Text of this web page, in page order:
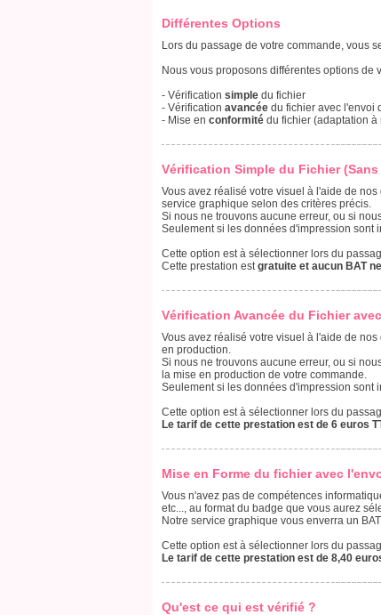
Différentes Options
Lors du passage de votre commande, vous
Nous vous proposons différentes options de
- Vérification simple du fichier
- Vérification avancée du fichier avec l'envoi
- Mise en conformité du fichier (adaptation
Vérification Simple du Fichier (Sans
Vous avez réalisé votre visuel à l'aide de
service graphique selon des critères précis.
Si nous ne trouvons aucune erreur, ou si
Seulement si les données d'impression sont
Cette option est à sélectionner lors du
Cette prestation estgratuite et aucun BAT
Vérification Avancée du Fichier
Vous avez réalisé votre visuel à l'aide de
en production.
Si nous ne trouvons aucune erreur, ou si
la mise en production de votre commande.
Seulement si les données d'impression sont
Cette option est à sélectionner lors du
Le tarif de cette prestation est de 6 euros
Mise en Forme du fichier avec
Vous n'avez pas de compétences
etc..., au format du badge que vous aurez
Notre service graphique vous enverra un
Cette option est à sélectionner lors du
Le tarif de cette prestation est de 8,40
Qu'est ce qui est vérifié ?